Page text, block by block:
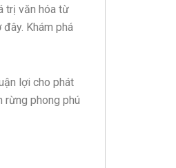
trị văn hóa từ
Khám phá
lợi cho phát
rừng phong phú